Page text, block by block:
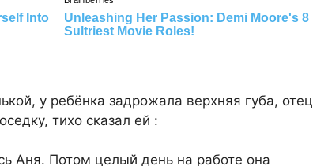
у ребёнка задрожала верхняя губа, отец
тихо сказал ей :
Аня. Потом целый день на работе она